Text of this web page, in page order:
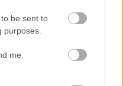
be sent to
purposes.
me
(az LMP is kiugró
egy különálló